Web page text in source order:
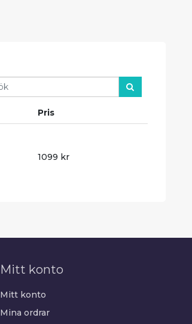
Pris
1099 kr
Mitt konto
Mitt konto
Mina ordrar